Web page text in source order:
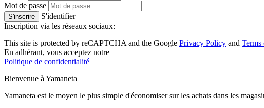
Mot de passe
S'inscrire
S'identifier
Inscription via les réseaux sociaux:
This site is protected by reCAPTCHA and the Google Privacy Policy and Terms
En adhérant, vous acceptez notre
Politique de confidentialité
Bienvenue à Yamaneta
Yamaneta est le moyen le plus simple d'économiser sur les achats dans les